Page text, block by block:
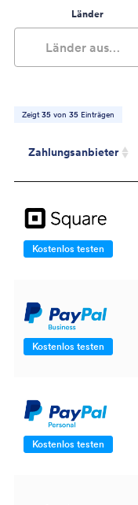
Länder
Länder auswählen
Zeigt35von 35Einträgen
Zahlungsanbieter
Kostenlos testen
Kostenlos testen
Kostenlos testen